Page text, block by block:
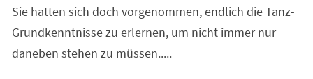
Sie hatten sich doch vorgenommen, endlich die Tanz-
Grundkenntnisse zu erlernen, um nicht immer nur
daneben stehen zu müssen.....